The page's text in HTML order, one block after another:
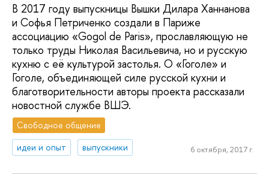
В 2017 году выпускницы Вышки Дилара Ханнанова
и Софья Петриченко создали в Париже
ассоциацию «Gogol de Paris», прославляющую не
только труды Николая Васильевича, но и русскую
кухню с её культурой застолья. О «Гоголе» и
Гоголе, объединяющей силе русской кухни и
благотворительности авторы проекта рассказали
новостной службе ВШЭ.
Свободное общение
идеи и опыт
выпускники 6 октября, 2017 г.